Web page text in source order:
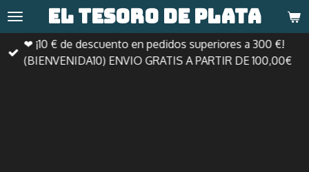
Ir
al
contenido
principal
El tesoro de plata
❤ ¡10 € de descuento en pedidos superiores a 300 €!
(BIENVENIDA10) ENVIO GRATIS A PARTIR DE 100,00€